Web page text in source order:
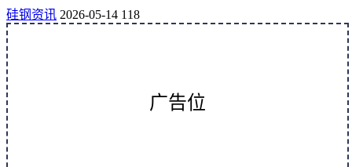
硅钢资讯 2026-05-14 118
广告位